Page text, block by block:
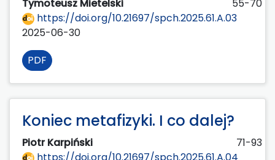
Tymoteusz Mietelski
55-70
https://doi.org/10.21697/spch.2025.61.A.03
2025-06-30
PDF
Koniec metafizyki. I co dalej?
Piotr Karpiński
71-93